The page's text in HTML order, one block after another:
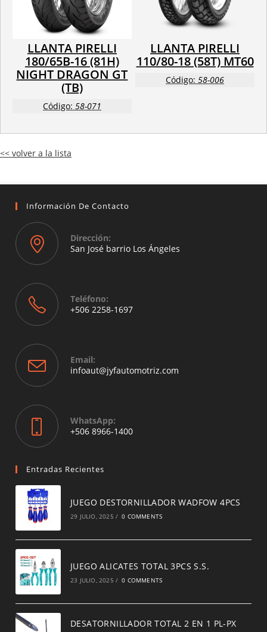
LLANTA PIRELLI
180/65B-16 (81H)
NIGHT DRAGON GT
(TB)
Código: 58-071
LLANTA PIRELLI
110/80-18 (58T) MT60
Código: 58-006
<< volver a la lista
Información De Contacto
Dirección:
San José barrio Los Ángeles
new
Teléfono:
+506 2258-1697
application
Email:
infoaut@jyfautomotriz.com
WhatsApp:
+506 8966-1400Opens
Entradas Recientes
JUEGO DESTORNILLADOR WADFOW 4PCS
29 JULIO, 2025 / 0 COMMENTS
JUEGO ALICATES TOTAL 3PCS S.S.
23 JULIO, 2025 / 0 COMMENTS
DESATORNILLADOR TOTAL 2 EN 1 PL-PX